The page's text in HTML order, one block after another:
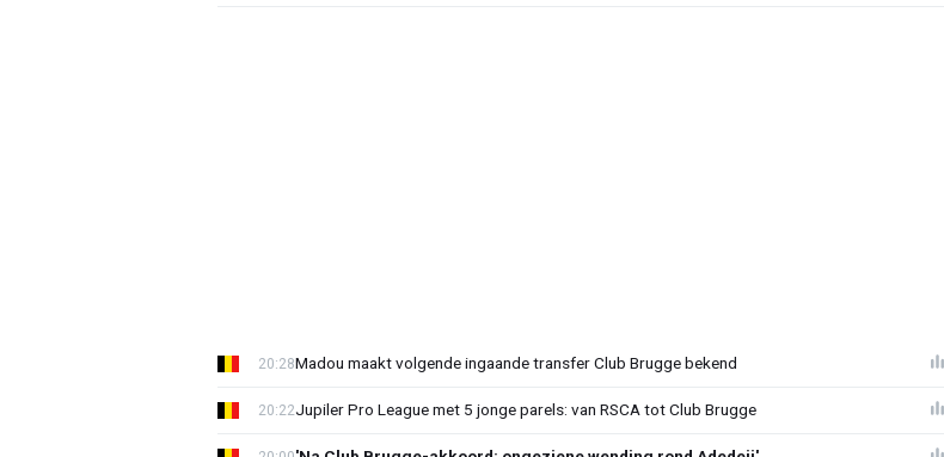
Madou maakt volgende ingaande transfer Club Brugge bekend
20:28
Jupiler Pro League met 5 jonge parels: van RSCA tot Club Brugge
20:22